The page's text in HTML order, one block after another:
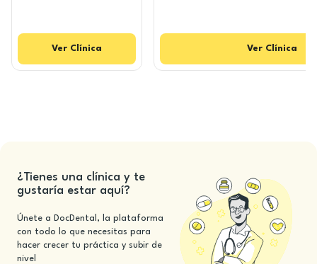
Ver Clínica Ver Clínica
¿Tienes una clínica y te
gustaría estar aquí?
Únete a DocDental, la plataforma
con todo lo que necesitas para
hacer crecer tu práctica y subir de
nivel